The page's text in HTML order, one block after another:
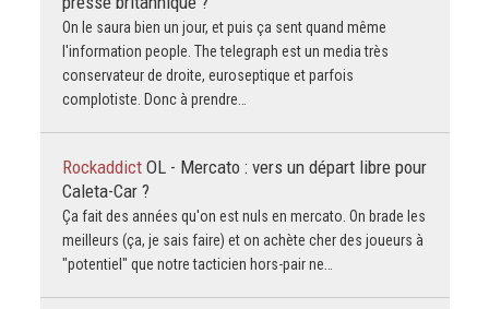
On le saura bien un jour, et puis ça sent quand même
l'information people. The telegraph est un media très
conservateur de droite, euroseptique et parfois
complotiste. Donc à prendre…
Rockaddict OL - Mercato : vers un départ libre pour
Caleta-Car ?
Ça fait des années qu'on est nuls en mercato. On brade les
meilleurs (ça, je sais faire) et on achète cher des joueurs à
"potentiel" que notre tacticien hors-pair ne…